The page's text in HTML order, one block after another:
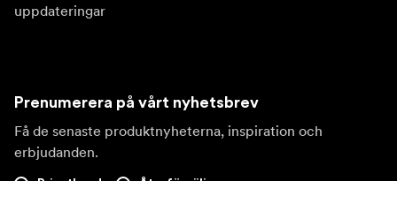
uppdateringar
Prenumerera på vårt nyhetsbrev
Få de senaste produktnyheterna, inspiration och
erbjudanden.
Privatkund Återförsäljare